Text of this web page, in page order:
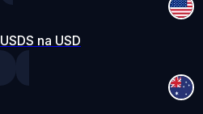
USDS na USD